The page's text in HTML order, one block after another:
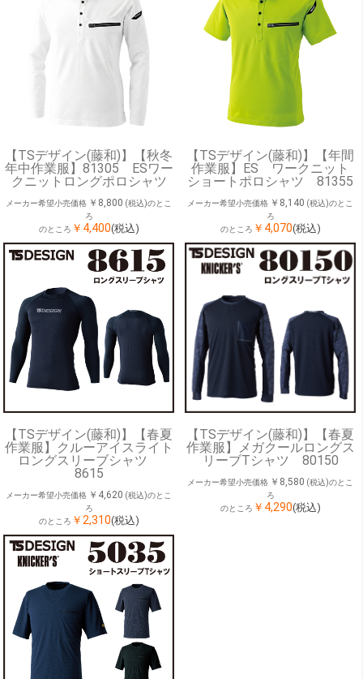
【TSデザイン(藤和)】【秋冬
年中作業服】81305 ESワー
クニットロングポロシャツ
メーカー希望小売価格 ￥8,800 (税込)のとこ
ろ
のところ ￥4,400(税込)
【TSデザイン(藤和)】【年間
作業服】ES ワークニット
ショートポロシャツ 81355
メーカー希望小売価格 ￥8,140 (税込)のとこ
ろ
のところ ￥4,070(税込)
【TSデザイン(藤和)】【春夏
作業服】クルーアイスライト
ロングスリーブシャツ
8615
メーカー希望小売価格 ￥4,620 (税込)のとこ
ろ
のところ ￥2,310(税込)
【TSデザイン(藤和)】【春夏
作業服】メガクールロングス
リーブTシャツ 80150
メーカー希望小売価格 ￥8,580 (税込)のとこ
ろ
のところ ￥4,290(税込)